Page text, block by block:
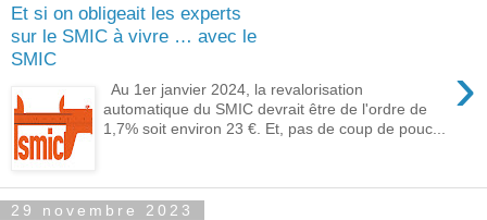
Et si on obligeait les experts
sur le SMIC à vivre … avec le
SMIC
›
Au 1er janvier 2024, la revalorisation
automatique du SMIC devrait être de l'ordre de
1,7% soit environ 23 €. Et, pas de coup de pouc...
29 novembre 2023